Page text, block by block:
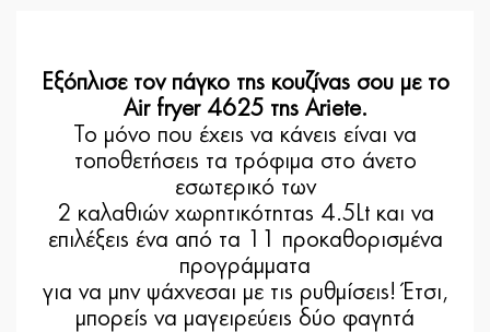
Εξόπλισε τον πάγκο της κουζίνας σου με το
Air fryer 4625 της Ariete.
Το μόνο που έχεις να κάνεις είναι να
τοποθετήσεις τα τρόφιμα στο άνετο
εσωτερικό των
2 καλαθιών χωρητικότητας 4.5Lt και να
επιλέξεις ένα από τα 11 προκαθορισμένα
προγράμματα
για να μην ψάχνεσαι με τις ρυθμίσεις! Έτσι,
μπορείς να μαγειρεύεις δύο φαγητά